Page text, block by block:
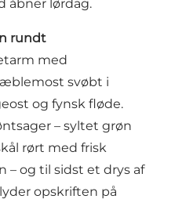
åbner lørdag.
rundt
med
svøbt i
og fynsk fløde.
– syltet grøn
rørt med frisk
– og til sidst et drys af
opskriften på